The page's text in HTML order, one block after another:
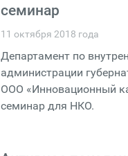
семинар
11 октября 2018 года
Департамент по
администрации
ООО «Инновационный
семинар для НКО.